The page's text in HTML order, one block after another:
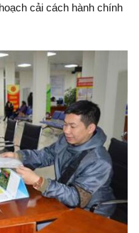
cải cách hành chính